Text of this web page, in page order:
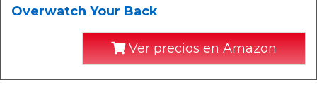
Overwatch Your Back
Ver precios en Amazon